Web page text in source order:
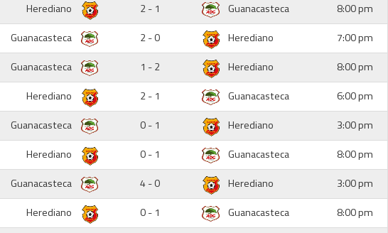
Herediano 2 - 1 Guanacasteca
8:00 pm
Guanacasteca 2 - 0 Herediano
7:00 pm
Guanacasteca 1 - 2 Herediano
8:00 pm
Herediano 2 - 1 Guanacasteca
6:00 pm
Guanacasteca 0 - 1 Herediano
3:00 pm
Herediano 0 - 1 Guanacasteca
8:00 pm
Guanacasteca 4 - 0 Herediano
3:00 pm
Herediano 0 - 1 Guanacasteca
8:00 pm